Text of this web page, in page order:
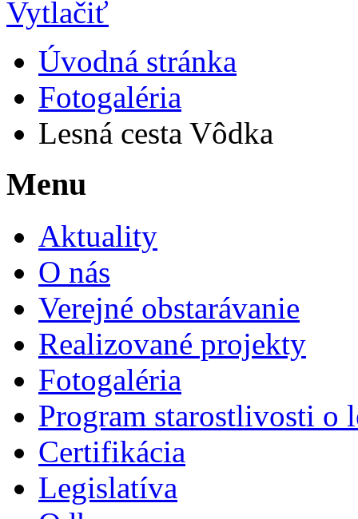
Úvodná stránka
Fotogaléria
Lesná cesta Vôdka
Menu
Aktuality
O nás
Verejné obstarávanie
Realizované projekty
Fotogaléria
Program starostlivosti o
Certifikácia
Legislatíva